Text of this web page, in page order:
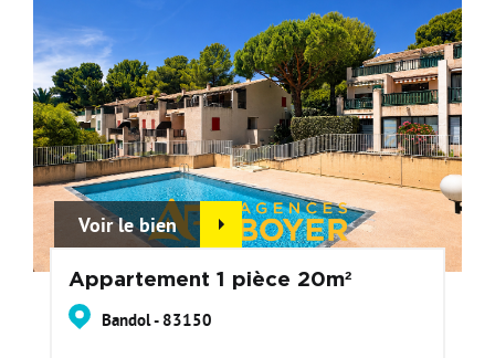
Voir le bien
Appartement 1 pièce 20m²
Bandol - 83150